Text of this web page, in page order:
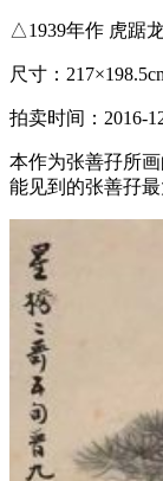
△1939年作 虎踞
尺寸：
拍卖时间：2016-
本作为张善孖所
能见到的张善孖最